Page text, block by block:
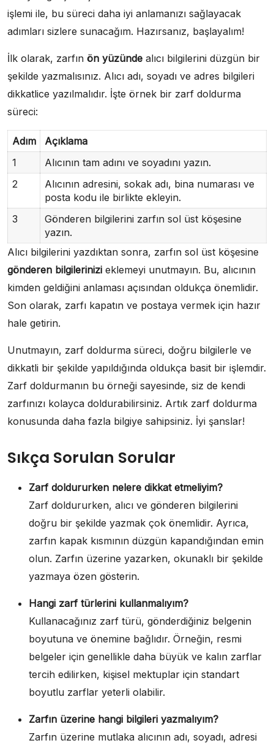
işlemi ile, bu süreci daha iyi anlamanızı sağlayacak
adımları sizlere sunacağım. Hazırsanız, başlayalım!
İlk olarak, zarfın ön yüzünde alıcı bilgilerini düzgün bir
şekilde yazmalısınız. Alıcı adı, soyadı ve adres bilgileri
dikkatlice yazılmalıdır. İşte örnek bir zarf doldurma
süreci:
Adım
Açıklama
1
Alıcının tam adını ve soyadını yazın.
2
Alıcının adresini, sokak adı, bina numarası ve
posta kodu ile birlikte ekleyin.
3
Gönderen bilgilerini zarfın sol üst köşesine
yazın.
Alıcı bilgilerini yazdıktan sonra, zarfın sol üst köşesine
gönderen bilgilerinizi eklemeyi unutmayın. Bu, alıcının
kimden geldiğini anlaması açısından oldukça önemlidir.
Son olarak, zarfı kapatın ve postaya vermek için hazır
hale getirin.
Unutmayın, zarf doldurma süreci, doğru bilgilerle ve
dikkatli bir şekilde yapıldığında oldukça basit bir işlemdir.
Zarf doldurmanın bu örneği sayesinde, siz de kendi
zarfınızı kolayca doldurabilirsiniz. Artık zarf doldurma
konusunda daha fazla bilgiye sahipsiniz. İyi şanslar!
Sıkça Sorulan Sorular
Zarf doldururken nelere dikkat etmeliyim?
Zarf doldururken, alıcı ve gönderen bilgilerini
doğru bir şekilde yazmak çok önemlidir. Ayrıca,
zarfın kapak kısmının düzgün kapandığından emin
olun. Zarfın üzerine yazarken, okunaklı bir şekilde
yazmaya özen gösterin.
Hangi zarf türlerini kullanmalıyım?
Kullanacağınız zarf türü, gönderdiğiniz belgenin
boyutuna ve önemine bağlıdır. Örneğin, resmi
belgeler için genellikle daha büyük ve kalın zarflar
tercih edilirken, kişisel mektuplar için standart
boyutlu zarflar yeterli olabilir.
Zarfın üzerine hangi bilgileri yazmalıyım?
Zarfın üzerine mutlaka alıcının adı, soyadı, adresi